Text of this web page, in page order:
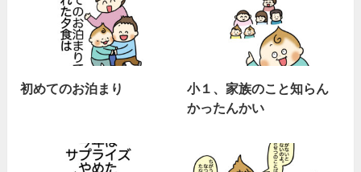
初めてのお泊まり
小１、家族のこと知らん
かったんかい